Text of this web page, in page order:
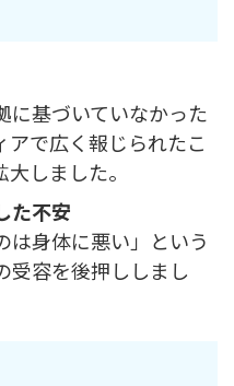
に基づいていなかった
アで広く報じられたこ
しました。
た不安
は身体に悪い」という
受容を後押ししまし